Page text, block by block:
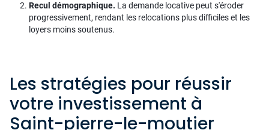
Recul démographique. La demande locative peut s'éroder
progressivement, rendant les relocations plus difficiles et les
loyers moins soutenus.
Les stratégies pour réussir
votre investissement à
Saint-pierre-le-moutier